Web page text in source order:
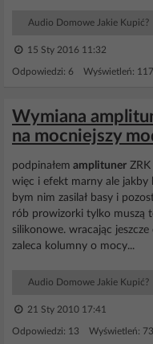
Audio Domowe Jakie Kupić?
15 Sty 2016 11:32
Odpowiedzi: 6 Wyświetleń:
Wymiana
na mocniejszy
podpinałem amplituner
więc i efekt marny ale jakby
bym nim zasilał basy i
rób prowizorki tylko muszą
silikonowe. wracając
zaleca kolumny o mocy...
Audio Domowe Jakie Kupić?
21 Sty 2010 17:41
Odpowiedzi: 13 Wyświetleń: